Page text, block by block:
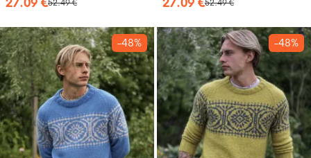
52.49€ 52.49€
-48% -48%